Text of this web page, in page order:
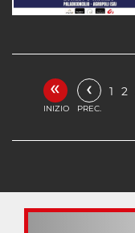
«
INIZIO
‹
PREC.
1 2